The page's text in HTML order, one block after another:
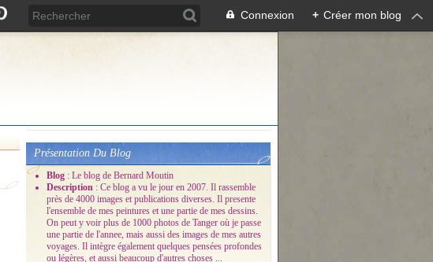
Connexion + Créer mon blog
Présentation Du Blog
Blog : Le blog de Bernard Moutin
Description : Ce blog a vu le jour en 2007. Il rassemble
près de 4000 images et publications diverses. Il presente
l'ensemble de mes peintures et une partie de mes dessins.
On peut y voir plus de 1000 photos de Tanger où je passe
une partie de l'annee, mais aussi des images de mes autres
voyages. Il intègre également quelques pensées profondes
ou légères, et aussi beaucoup d'autres choses ...